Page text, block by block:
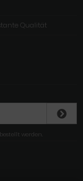
Qualität
werden.